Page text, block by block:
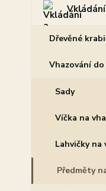
Dřevěné
Vhazování
Sady
Víčka na
Lahvičky na
Předměty